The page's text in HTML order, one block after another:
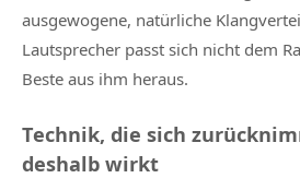
ausgewogene, natürliche
Lautsprecher passt sich nicht dem
Beste aus ihm heraus.
Technik, die sich
deshalb wirkt